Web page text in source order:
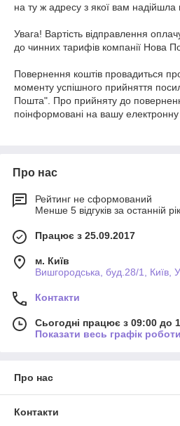
на ту ж адресу з якої вам надійшла
Увага! Вартість відправлення
до чинних тарифів компанії Нова
Повернення коштів провадиться
моменту успішного прийняття
Пошта". Про прийняту до
поінформовані на вашу електронну
Про нас
Рейтинг не сформований
Менше 5 відгуків за останній рік
Працює з 25.09.2017
м. Київ
Вишгородська, буд.28/1, Київ,
Контакти
Сьогодні працює з 09:00 до
Показати весь графік роботи
Про нас
Контакти